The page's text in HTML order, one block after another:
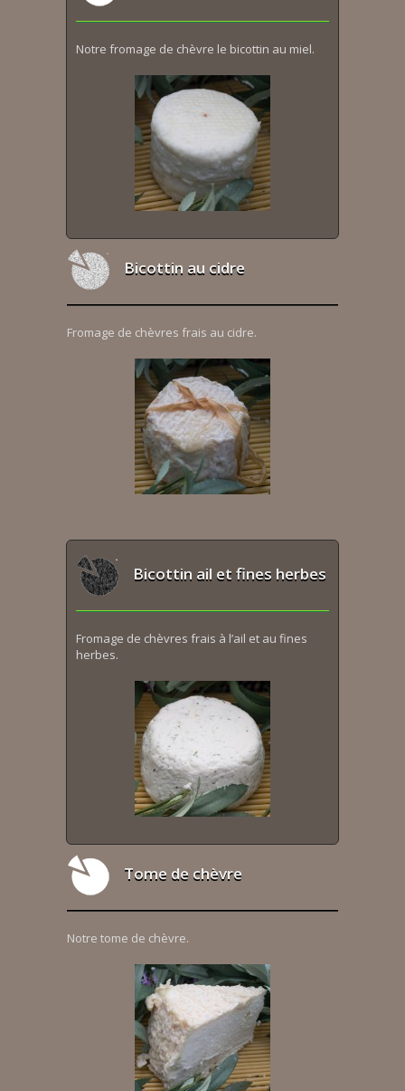
Notre fromage de chèvre le bicottin au miel.
Bicottin au cidre
Fromage de chèvres frais au cidre.
Bicottin ail et fines herbes
Fromage de chèvres frais à l’ail et au fines
herbes.
Tome de chèvre
Notre tome de chèvre.